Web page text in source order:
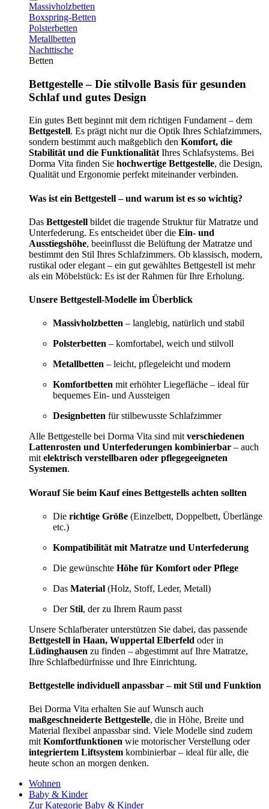
Massivholzbetten
Boxspring-Betten
Polsterbetten
Metallbetten
Nachttische
Betten
Bettgestelle – Die stilvolle Basis für gesunden
Schlaf und gutes Design
Ein gutes Bett beginnt mit dem richtigen Fundament – dem
Bettgestell. Es prägt nicht nur die Optik Ihres Schlafzimmers,
sondern bestimmt auch maßgeblich den Komfort, die
Stabilität und die Funktionalität Ihres Schlafsystems. Bei
Dorma Vita finden Sie hochwertige Bettgestelle, die Design,
Qualität und Ergonomie perfekt miteinander verbinden.
Was ist ein Bettgestell – und warum ist es so wichtig?
Das Bettgestell bildet die tragende Struktur für Matratze und
Unterfederung. Es entscheidet über die Ein- und
Ausstiegshöhe, beeinflusst die Belüftung der Matratze und
bestimmt den Stil Ihres Schlafzimmers. Ob klassisch, modern,
rustikal oder elegant – ein gut gewähltes Bettgestell ist mehr
als ein Möbelstück: Es ist der Rahmen für Ihre Erholung.
Unsere Bettgestell-Modelle im Überblick
Massivholzbetten – langlebig, natürlich und stabil
Polsterbetten – komfortabel, weich und stilvoll
Metallbetten – leicht, pflegeleicht und modern
Komfortbetten mit erhöhter Liegefläche – ideal für
bequemes Ein- und Aussteigen
Designbetten für stilbewusste Schlafzimmer
Alle Bettgestelle bei Dorma Vita sind mit verschiedenen
Lattenrosten und Unterfederungen kombinierbar – auch
mit elektrisch verstellbaren oder pflegegeeigneten
Systemen.
Worauf Sie beim Kauf eines Bettgestells achten sollten
Die richtige Größe (Einzelbett, Doppelbett, Überlänge
etc.)
Kompatibilität mit Matratze und Unterfederung
Die gewünschte Höhe für Komfort oder Pflege
Das Material (Holz, Stoff, Leder, Metall)
DerStil, der zu Ihrem Raum passt
Unsere Schlafberater unterstützen Sie dabei, das passende
Bettgestell in Haan, Wuppertal Elberfeld oder in
Lüdinghausen zu finden – abgestimmt auf Ihre Matratze,
Ihre Schlafbedürfnisse und Ihre Einrichtung.
Bettgestelle individuell anpassbar – mit Stil und Funktion
Bei Dorma Vita erhalten Sie auf Wunsch auch
maßgeschneiderte Bettgestelle, die in Höhe, Breite und
Material flexibel anpassbar sind. Viele Modelle sind zudem
mit Komfortfunktionen wie motorischer Verstellung oder
integriertem Liftsystem kombinierbar – ideal für alle, die
heute schon an morgen denken.
Wohnen
Baby & Kinder
Zur Kategorie Baby & Kinder